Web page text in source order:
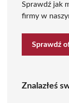
Sprawdź jak
firmy w
Sprawdź
Znalazłeś